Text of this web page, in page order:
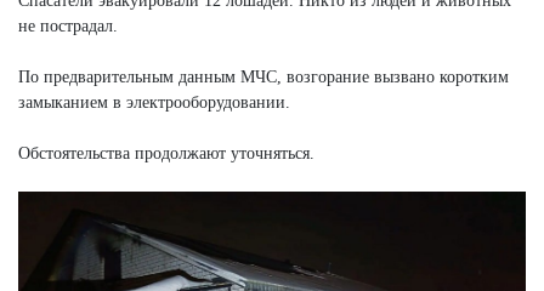
не пострадал.
По предварительным данным МЧС, возгорание вызвано коротким
замыканием в электрооборудовании.
Обстоятельства продолжают уточняться.